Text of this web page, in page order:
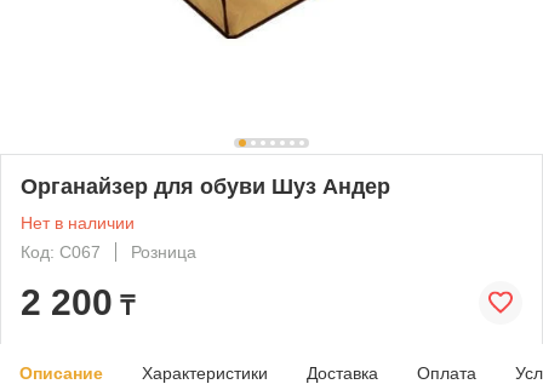
Органайзер для обуви Шуз Андер
Нет в наличии
Код: C067
Розница
2 200 ₸
Описание Характеристики Доставка Оплата